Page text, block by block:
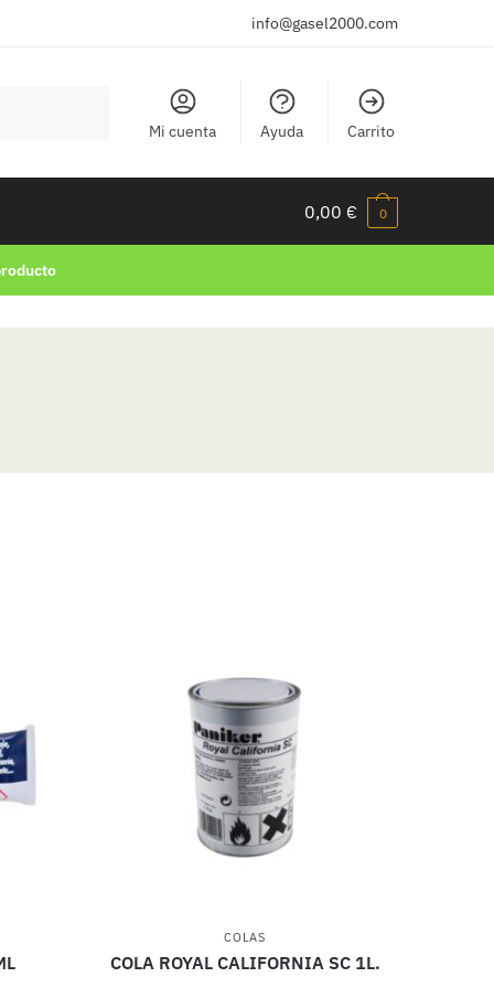
info@gasel2000.com
Mi cuenta Ayuda Carrito
0,00 € 0
COLAS
COLA ROYAL CALIFORNIA SC 1L.